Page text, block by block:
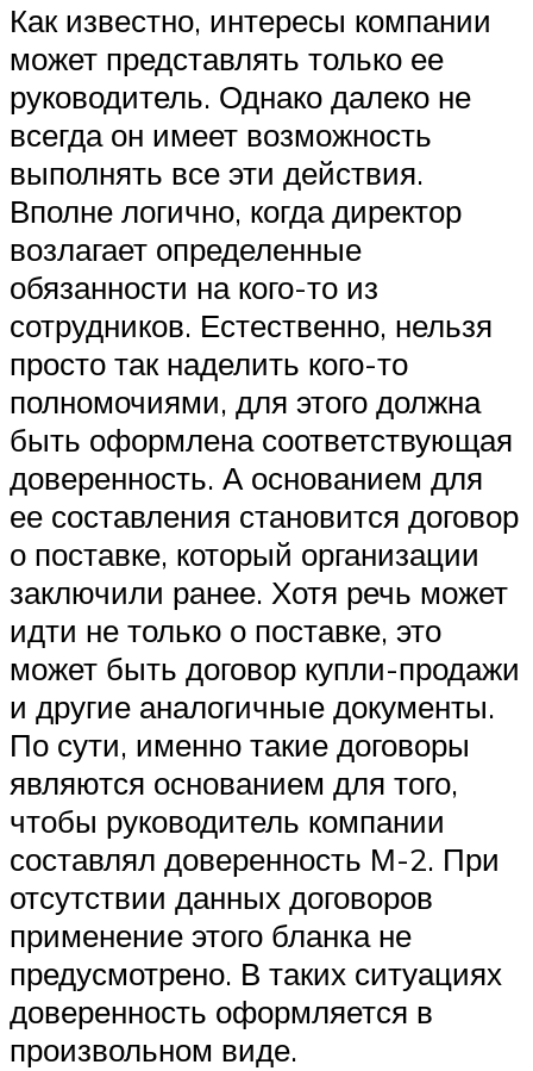
Как известно, интересы компании
может представлять только ее
руководитель. Однако далеко не
всегда он имеет возможность
выполнять все эти действия.
Вполне логично, когда директор
возлагает определенные
обязанности на кого-то из
сотрудников. Естественно, нельзя
просто так наделить кого-то
полномочиями, для этого должна
быть оформлена соответствующая
доверенность. А основанием для
ее составления становится договор
о поставке, который организации
заключили ранее. Хотя речь может
идти не только о поставке, это
может быть договор купли-продажи
и другие аналогичные документы.
По сути, именно такие договоры
являются основанием для того,
чтобы руководитель компании
составлял доверенность М-2. При
отсутствии данных договоров
применение этого бланка не
предусмотрено. В таких ситуациях
доверенность оформляется в
произвольном виде.